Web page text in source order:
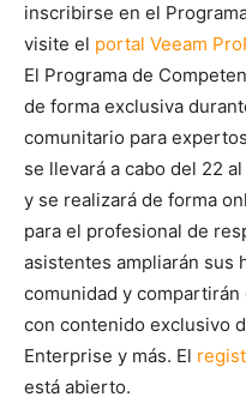
inscribirse en el
visite el portal Veeam
El Programa de
de forma exclusiva
comunitario para
se llevará a cabo del 22
y se realizará de forma
para el profesional de
asistentes ampliarán sus
comunidad y
con contenido exclusivo
Enterprise y más. El
está abierto.